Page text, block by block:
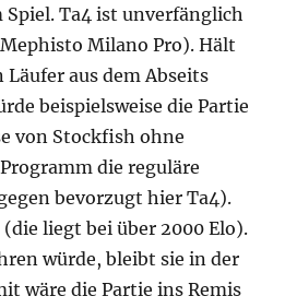
Spiel. Ta4 ist unverfänglich
Milano Pro). Hält
aus dem Abseits
beispielsweise die Partie
von Stockfish ohne
die reguläre
bevorzugt hier Ta4).
(die liegt bei über 2000 Elo).
würde, bleibt sie in der
wäre die Partie ins Remis